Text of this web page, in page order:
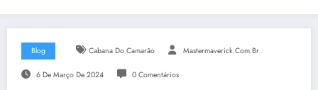
Blog Cabana Do Camarão Mastermaverick.com.br
6 De Março De 2024 0 Comentários